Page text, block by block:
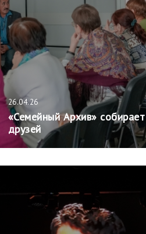
26.04.26
«Семейный Архив» собирает
друзей